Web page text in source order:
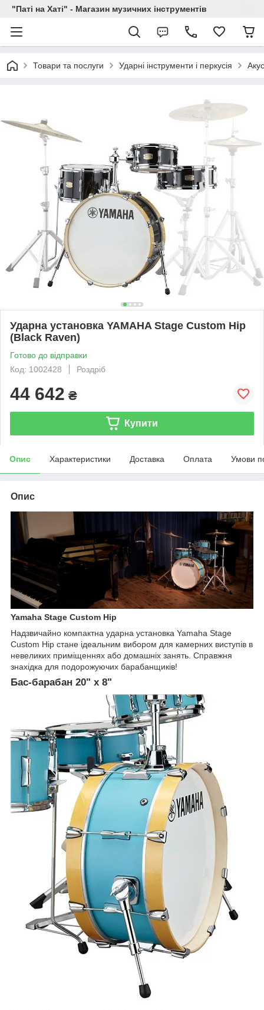
"Паті на Хаті" - Магазин музичних інструментів
Товари та послуги Ударні інструменти і перкусія
Ударна установка YAMAHA Stage Custom Hip
(Black Raven)
Готово до відправки
Код: 1002428
Роздріб
44 642 ₴
Купити
Опис Характеристики Доставка Оплата Умови
Опис
Yamaha Stage Custom Hip
Надзвичайно компактна ударна установка Yamaha Stage
Custom Hip стане ідеальним вибором для камерних виступів в
невеликих приміщеннях або домашніх занять. Справжня
знахідка для подорожуючих барабанщиків!
Бас-барабан 20" х 8"